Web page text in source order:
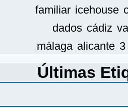
familiar icehouse
dados cádiz
málaga alicante
Últimas